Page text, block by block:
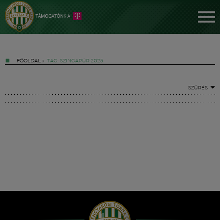
FŐOLDAL » TAG: SZINGAPÚR 2025
SZŰRÉS
Hírek